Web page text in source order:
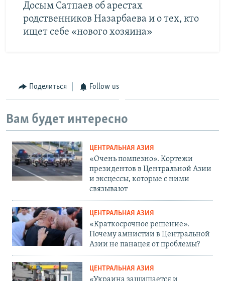
Досым Сатпаев об арестах
родственников Назарбаева и о тех, кто
ищет себе «нового хозяина»
Поделиться Follow us
Вам будет интересно
ЦЕНТРАЛЬНАЯ АЗИЯ
«Очень помпезно». Кортежи
президентов в Центральной Азии
и эксцессы, которые с ними
связывают
ЦЕНТРАЛЬНАЯ АЗИЯ
«Краткосрочное решение».
Почему амнистии в Центральной
Азии не панацея от проблемы?
ЦЕНТРАЛЬНАЯ АЗИЯ
«Украина защищается и